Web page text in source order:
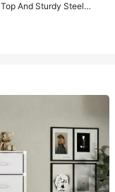
And Sturdy Steel